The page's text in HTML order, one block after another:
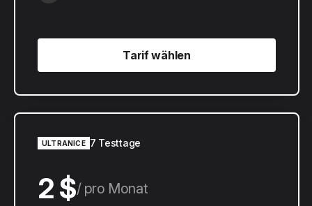
Tarif wählen
Tarif wählen
ULTRANICE 7 Testtage
2 $ pro Monat